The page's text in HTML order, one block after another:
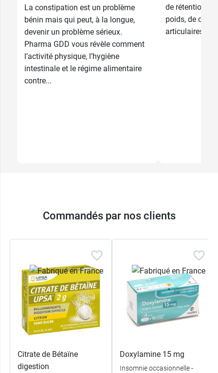
La constipation est un problème
bénin mais qui peut, à la longue,
devenir un problème sérieux.
Pharma GDD vous révèle comment
l’activité physique, l’hygiène
intestinale et le régime alimentaire
contre...
de rétention
poids, de
articulaires.
Commandés par nos clients
Citrate de Bétaïne
digestion
Doxylamine 15 mg
Insomnie occasionnelle -